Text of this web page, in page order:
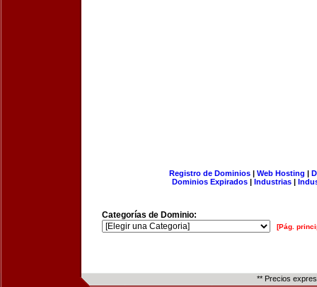
Registro de Dominios| Web Hosting |
Dominios Expirados | Industrias |
Categorías de Dominio:
[Pág.
** Precios